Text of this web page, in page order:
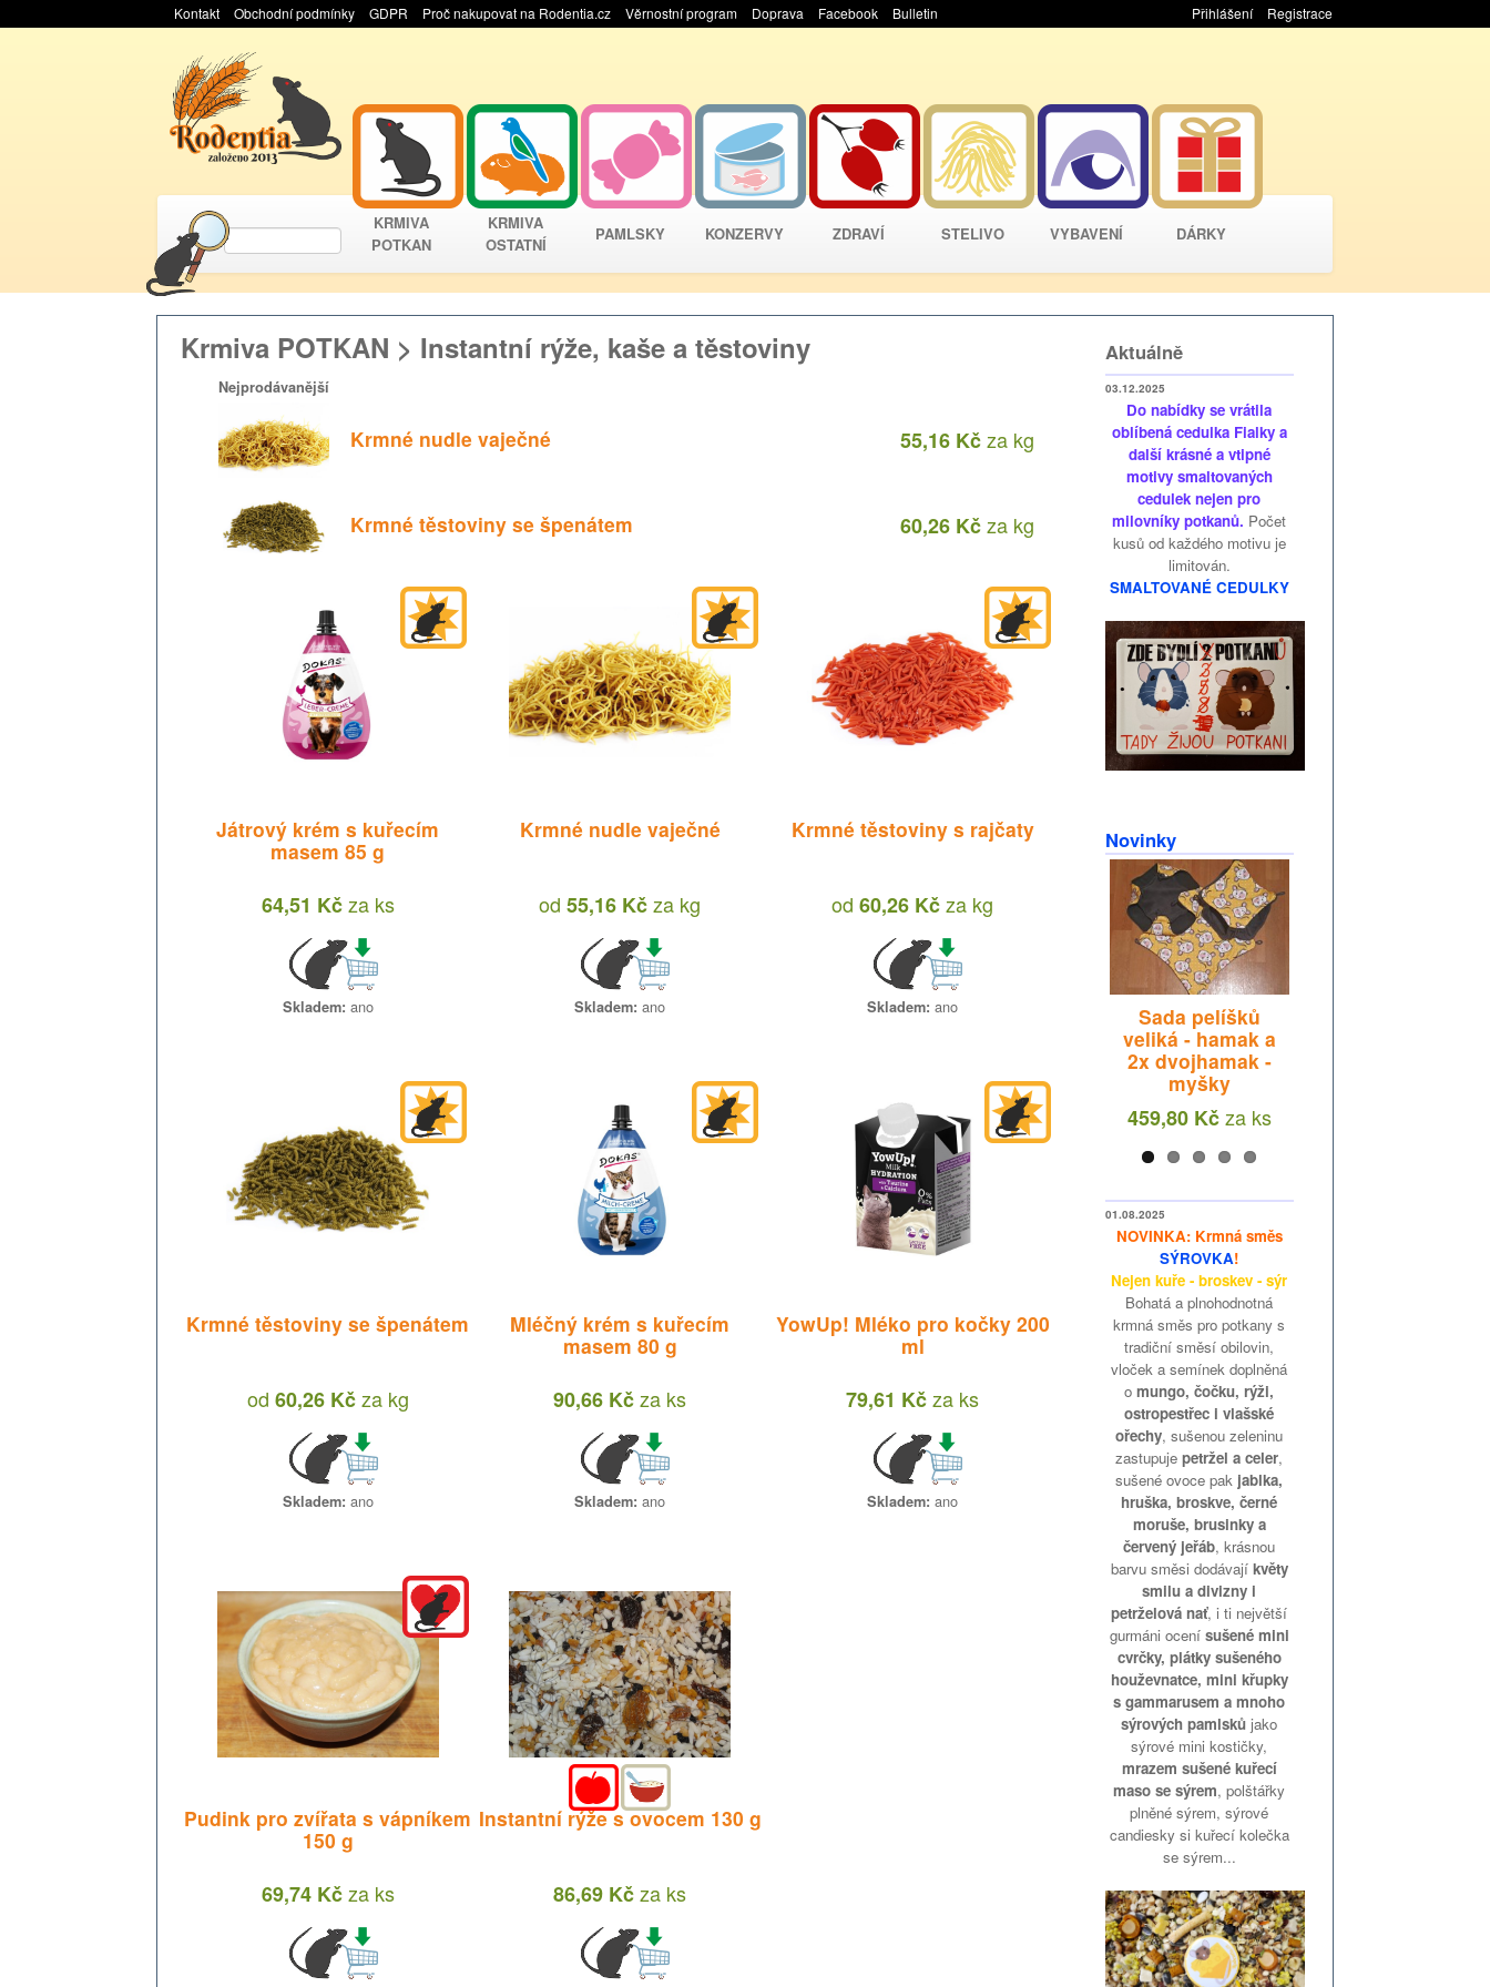
Kontakt Obchodní podmínky GDPR Proč nakupovat na Rodentia.cz Věrnostní program Doprava Facebook Bulletin Přihlášení Registrace
KRMIVA
POTKAN
KRMIVA
OSTATNÍ
PAMLSKY KONZERVY ZDRAVÍ STELIVO VYBAVENÍ DÁRKY
Krmiva POTKAN > Instantní rýže, kaše a těstoviny
Nejprodávanější
Krmné nudle vaječné 55,16 Kčza kg
Krmné těstoviny se špenátem 60,26 Kčza kg
Játrový krém s kuřecím
masem 85 g
64,51 Kčza ks
Skladem: ano
Krmné nudle vaječné
od 55,16 Kčza kg
Skladem: ano
Krmné těstoviny s rajčaty
od 60,26 Kčza kg
Skladem: ano
Krmné těstoviny se špenátem
od 60,26 Kčza kg
Skladem: ano
Mléčný krém s kuřecím
masem 80 g
90,66 Kčza ks
Skladem: ano
YowUp! Mléko pro kočky 200
ml
79,61 Kčza ks
Skladem: ano
Pudink pro zvířata s vápníkem
150 g
69,74 Kčza ks
Instantní rýže s ovocem 130 g
86,69 Kčza ks
Aktuálně
03.12.2025
Do nabídky se vrátila
oblíbená cedulka Fialky a
další krásné a vtipné
motivy smaltovaných
cedulek nejen pro
milovníky potkanů. Počet
kusů od každého motivu je
limitován.
SMALTOVANÉ CEDULKY
Novinky
Lososové obláčky
47,13 Kčza
Sada pelíšků
veliká - hamak a
2x dvojhamak -
myšky
459,80 Kčza ks
01.08.2025
NOVINKA: Krmná směs
SÝROVKA!
Nejen kuře - broskev - sýr
Bohatá a plnohodnotná
krmná směs pro potkany s
tradiční směsí obilovin,
vloček a semínek doplněná
omungo, čočku, rýži,
ostropestřec i vlašské
ořechy, sušenou zeleninu
zastupujepetržel a celer,
sušené ovoce pak jablka,
hruška, broskve, černé
moruše, brusinky a
červený jeřáb, krásnou
barvu směsi dodávají květy
smilu a divizny i
petrželová nať, i ti největší
gurmáni ocení sušené mini
cvrčky, plátky sušeného
houževnatce, mini křupky
s gammarusem a mnoho
sýrových pamlsků jako
sýrové mini kostičky,
mrazem sušené kuřecí
maso se sýrem, polštářky
plněné sýrem, sýrové
candiesky si kuřecí kolečka
se sýrem...